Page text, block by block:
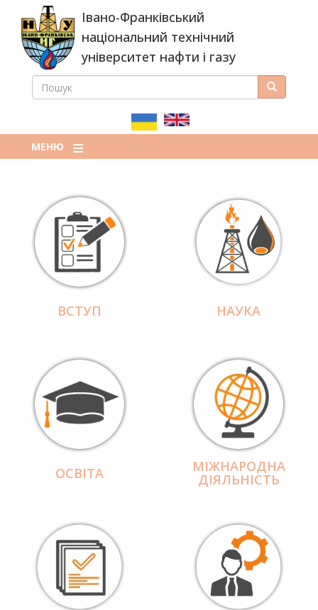
основного
вмісту
Івано-Франківський
національний технічний
університет нафти і газу
ПОШУКОВА
ПОШУК Пошук
МЕНЮ
ВСТУП НАУКА
ОСВІТА МІЖНАРОДНА
ДІЯЛЬНІCТЬ